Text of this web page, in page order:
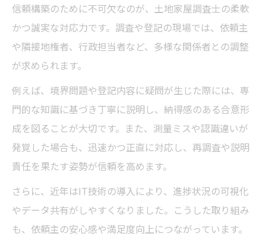
土地家屋調査士が委任を受ける際の注意点
土地家屋調査士の業務制限と透明性向上の
工夫
土地家屋調査士の使命と透明性の関係を探る
土地家屋調査士の使命に不可欠な透明性の
考え方
土地家屋調査士が果たす社会的役割と透明
性の意義
の葛藤
土地家屋調査士の使命意識を支える透明な
業務運営
信頼構築のために不可欠なのが、土地家屋調査士の柔軟
かつ誠実な対応力です。調査や登記の現場では、依頼主
や隣接地権者、行政担当者など、多様な関係者との調整
が求められます。
例えば、境界問題や登記内容に疑問が生じた際には、専
門的な知識に基づき丁寧に説明し、納得感のある合意形
成を図ることが大切です。また、測量ミスや認識違いが
発覚した場合も、迅速かつ正直に対応し、再調査や説明
責任を果たす姿勢が信頼を高めます。
さらに、近年はIT技術の導入により、進捗状況の可視化
やデータ共有がしやすくなりました。こうした取り組み
も、依頼主の安心感や満足度向上につながっています。